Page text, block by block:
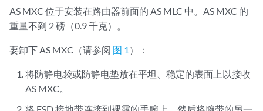
AS MXC 位于安装在路由器前面的 AS MLC 中。AS MXC 的
重量不到 2 磅（0.9 千克）。
要卸下 AS MXC（请参阅 图 1 ）：
将防静电袋或防静电垫放在平坦、稳定的表面上以接收
AS MXC。